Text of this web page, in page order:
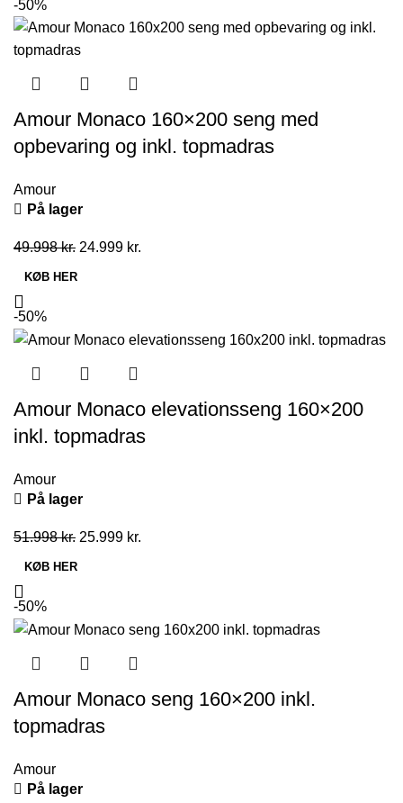
45.996 kr..22.998 kr..
-50%
Amour Monaco 160×200 seng med
opbevaring og inkl. topmadras
Amour
På lager
49.998kr. Den
49.998 kr..
24.999 kr.
24.999 kr..
KØB HER
-50%
Amour Monaco elevationsseng 160×200
inkl. topmadras
Amour
På lager
51.998kr. Den
51.998 kr..
25.999 kr.
25.999 kr..
KØB HER
-50%
Amour Monaco seng 160×200 inkl.
topmadras
Amour
På lager